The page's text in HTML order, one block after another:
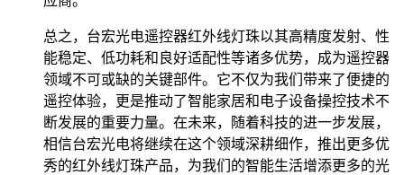
总之，台宏光电遥控器红外线灯珠以其高精度发射、性
能稳定、低功耗和良好适配性等诸多优势，成为遥控器
领域不可或缺的关键部件。它不仅为我们带来了便捷的
遥控体验，更是推动了智能家居和电子设备操控技术不
断发展的重要力量。在未来，随着科技的进一步发展，
相信台宏光电将继续在这个领域深耕细作，推出更多优
秀的红外线灯珠产品，为我们的智能生活增添更多的光